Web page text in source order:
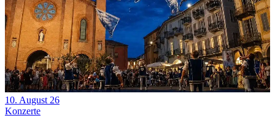
10. August 26
Konzerte